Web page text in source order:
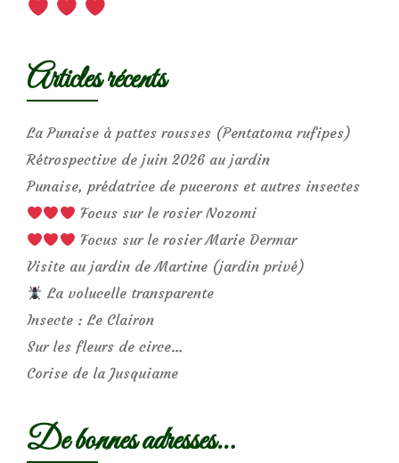
Articles récents
La Punaise à pattes rousses (Pentatoma rufipes)
Rétrospective de juin 2026 au jardin
Punaise, prédatrice de pucerons et autres insectes
Focus sur le rosier Nozomi
Focus sur le rosier Marie Dermar
Visite au jardin de Martine (jardin privé)
La volucelle transparente
Insecte : Le Clairon
Sur les fleurs de circe…
Corise de la Jusquiame
De bonnes adresses…